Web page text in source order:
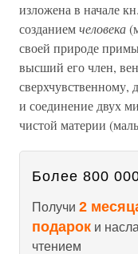
изложена в начале
созданиемчеловека
своей природе
высший его член,
сверхчувственному,
и соединение двух
чистой материи
Более 800
Получи 2
подарок и
чтением